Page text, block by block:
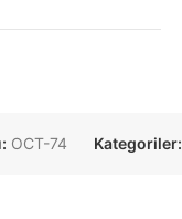
OCT-74 Kategoriler: